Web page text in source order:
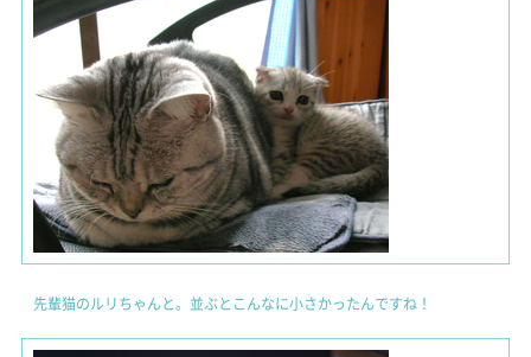
先輩猫のルリちゃんと。並ぶとこんなに小さかったんですね！